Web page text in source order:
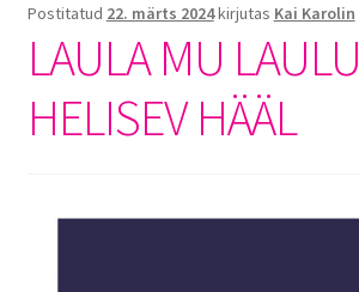
Postitatud 22. märts 2024kirjutas Kai Karolin
LAULA MU LAULU
HELISEV HÄÄL